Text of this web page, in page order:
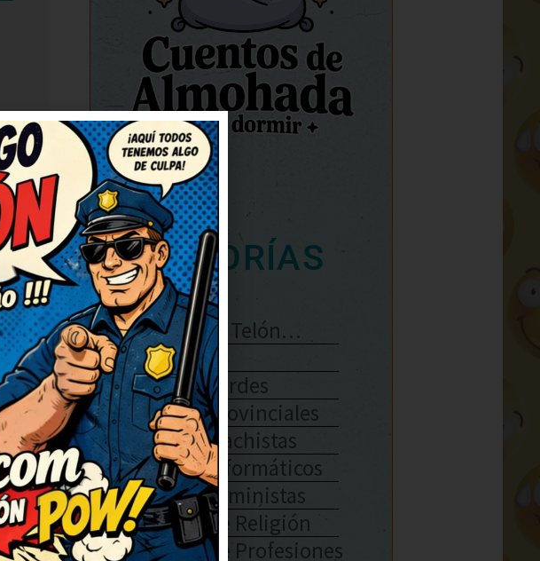
CATEGORÍAS
Se Abre El Telón…
Enlaces
Chistes Verdes
Chistes Provinciales
Chistes Machistas
Chistes Informáticos
Chistes Feministas
Chistes De Religión
Chistes De Profesiones